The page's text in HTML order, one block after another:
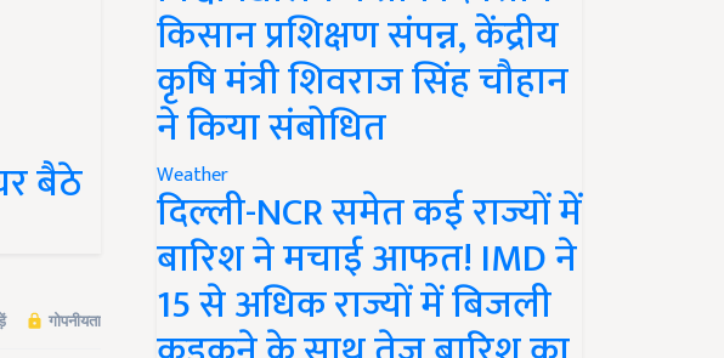
बैठे
किसान प्रशिक्षण संपन्न, केंद्रीय
कृषि मंत्री शिवराज सिंह चौहान
ने किया संबोधित
Weather
दिल्ली-NCR समेत कई राज्यों में
बारिश ने मचाई आफत! IMD ने
15 से अधिक राज्यों में बिजली